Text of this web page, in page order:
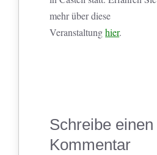
mehr über diese
Veranstaltunghier.
Schreibe einen
Kommentar